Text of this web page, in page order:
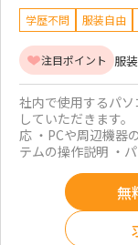
学歴不問 服装自由
注目ポイント 服
社内で使用するパ
していただきます
応 ・PCや周辺機器
テムの操作説明 ・
無